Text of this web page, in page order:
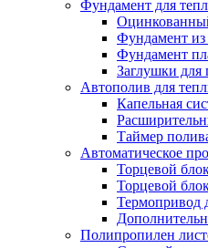
Фундамент для
Фундамент из
Фундамент
Заглушки для
Автополив для
Капельная
Таймер
Автоматическое
Торцевой
Торцевой
Термопривод
Полипропилен